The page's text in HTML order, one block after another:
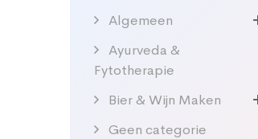
Algemeen
Ayurveda &
Fytotherapie
Bier & Wijn Maken
Geen categorie